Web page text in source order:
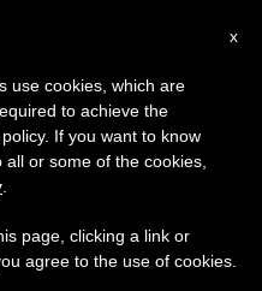
2017
x
use cookies, which are
to achieve the
If you want to know
or some of the cookies,
page, clicking a link or
agree to the use of cookies.